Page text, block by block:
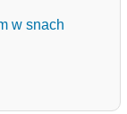
w snach